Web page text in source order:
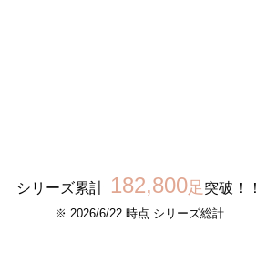
シリーズ累計 182,800足 突破！！
※ 2026/6/22 時点 シリーズ総計